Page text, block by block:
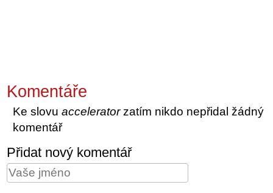
Komentáře
Ke slovuacceleratorzatím nikdo nepřidal žádný
komentář
Přidat nový komentář